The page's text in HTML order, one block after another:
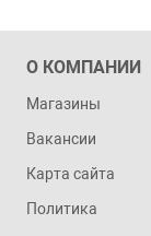
О КОМПАНИИ
Магазины
Вакансии
Карта сайта
Политика